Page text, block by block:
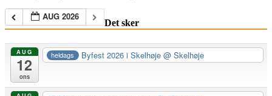
AUG 2026
Det sker
AUG
12
ons
heldags Byfest 2026 i Skelhøje@ Skelhøje